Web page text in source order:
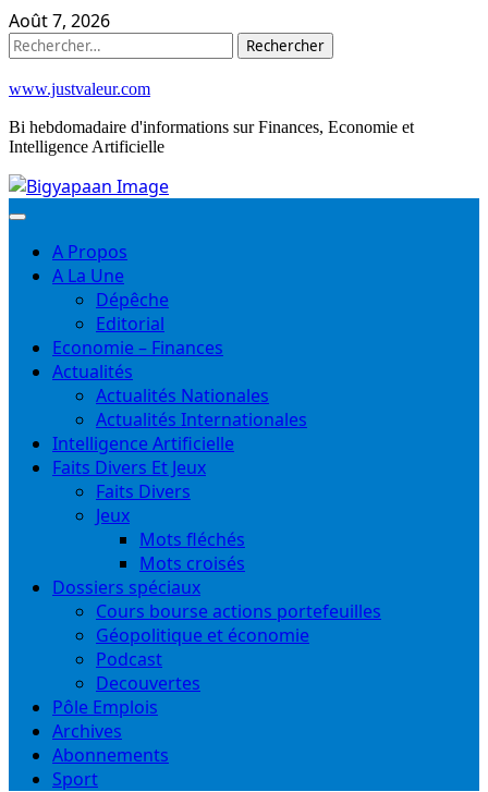
Skip
to
Août 7, 2026
Rechercher :
www.justvaleur.com
Bi hebdomadaire d'informations sur Finances, Economie et
Intelligence Artificielle
A Propos
A La Une
Dépêche
Editorial
Economie – Finances
Actualités
Actualités Nationales
Actualités Internationales
Intelligence Artificielle
Faits Divers Et Jeux
Faits Divers
Jeux
Mots fléchés
Mots croisés
Dossiers spéciaux
Cours bourse actions portefeuilles
Géopolitique et économie
Podcast
Decouvertes
Pôle Emplois
Archives
Abonnements
Sport